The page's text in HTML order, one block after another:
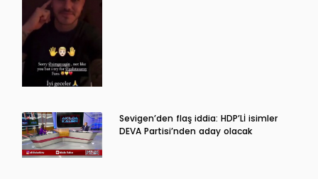
Sevigen’den flaş iddia: HDP’Lİ isimler
DEVA Partisi’nden aday olacak